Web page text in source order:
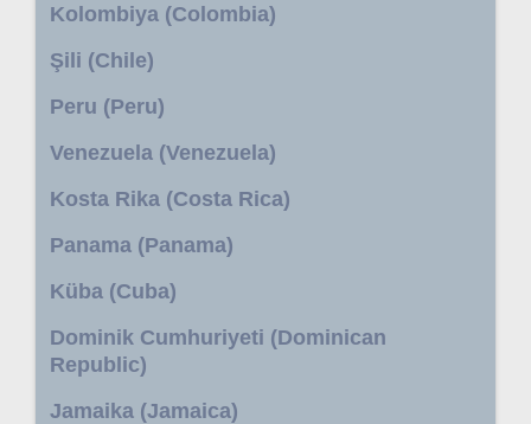
Kolombiya (Colombia)
Şili (Chile)
Peru (Peru)
Venezuela (Venezuela)
Kosta Rika (Costa Rica)
Panama (Panama)
Küba (Cuba)
Dominik Cumhuriyeti (Dominican
Republic)
Jamaika (Jamaica)